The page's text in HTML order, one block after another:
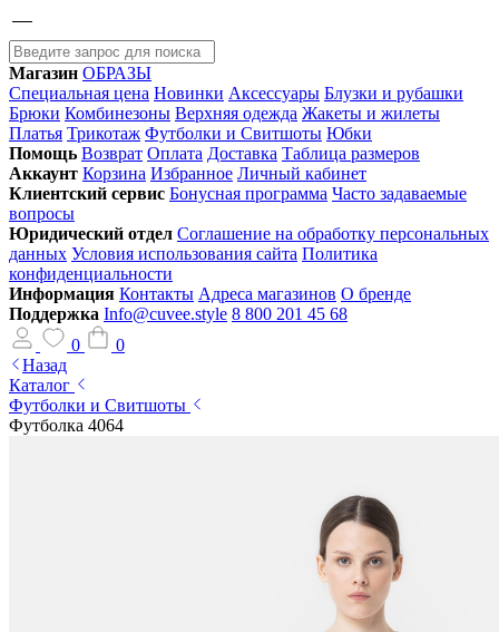
Магазин ОБРАЗЫ
Специальная цена Новинки Аксессуары Блузки и рубашки
Брюки Комбинезоны Верхняя одежда Жакеты и жилеты
Платья Трикотаж Футболки и Свитшоты Юбки
Помощь Возврат Оплата Доставка Таблица размеров
Аккаунт Корзина Избранное Личный кабинет
Клиентский сервис Бонусная программа Часто задаваемые
вопросы
Юридический отдел Соглашение на обработку персональных
данных Условия использования сайта Политика
конфиденциальности
Информация Контакты Адреса магазинов О бренде
Поддержка Info@cuvee.style 8 800 201 45 68
0
0
Назад
Каталог
Футболки и Свитшоты
Футболка 4064